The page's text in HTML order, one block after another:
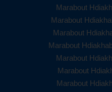
Marabout
Marabout
Marabout
Marabout
Marabout
Marabout
Marabout